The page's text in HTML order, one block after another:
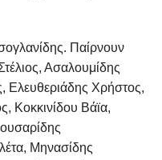
Παίρνουν
Ασαλουμίδης
Ελευθεριάδης Χρήστος,
Κοκκινίδου Βάϊα,
Μηνασίδης